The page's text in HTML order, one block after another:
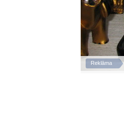
Reklāma